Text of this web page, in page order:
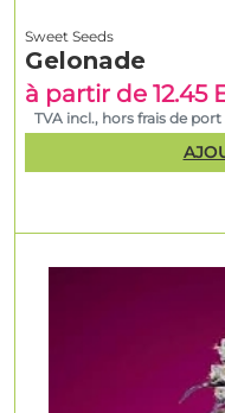
Sweet Seeds
Gelonade
à partir de 12.45
TVA incl., hors frais de port